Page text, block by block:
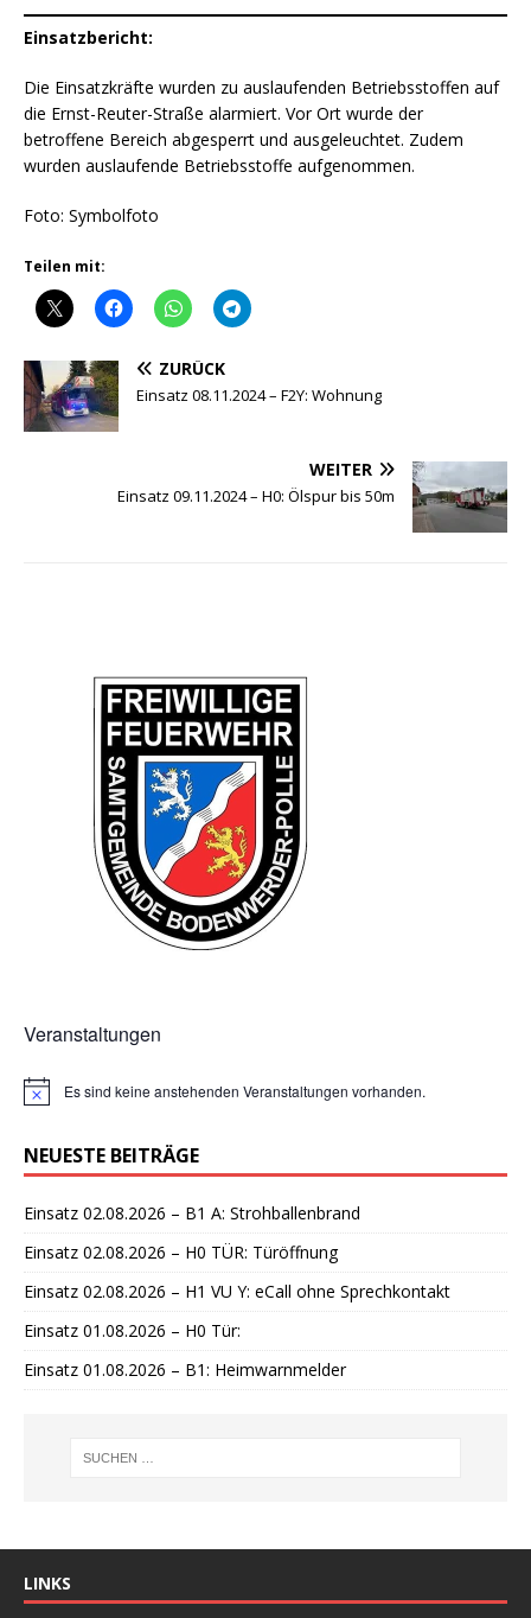
Einsatzbericht:
Die Einsatzkräfte wurden zu auslaufenden Betriebsstoffen auf
die Ernst-Reuter-Straße alarmiert. Vor Ort wurde der
betroffene Bereich abgesperrt und ausgeleuchtet. Zudem
wurden auslaufende Betriebsstoffe aufgenommen.
Foto: Symbolfoto
Teilen mit:
ZURÜCK
Einsatz 08.11.2024 – F2Y: Wohnung
WEITER
Einsatz 09.11.2024 – H0: Ölspur bis 50m
Veranstaltungen
H
w
e
s
Es sind keine anstehenden Veranstaltungen vorhanden.
NEUESTE BEITRÄGE
Einsatz 02.08.2026 – B1 A: Strohballenbrand
Einsatz 02.08.2026 – H0 TÜR: Türöffnung
Einsatz 02.08.2026 – H1 VU Y: eCall ohne Sprechkontakt
Einsatz 01.08.2026 – H0 Tür:
Einsatz 01.08.2026 – B1: Heimwarnmelder
LINKS